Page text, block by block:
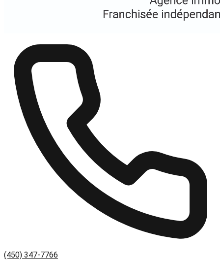
(450) 347-7766